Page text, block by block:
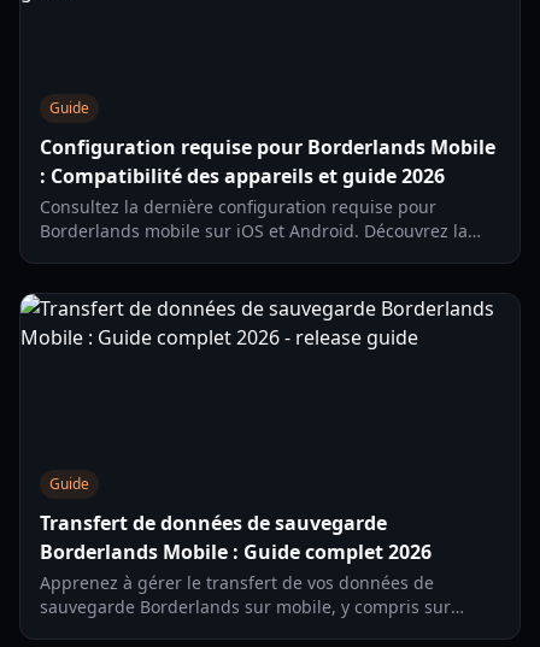
Guide
Configuration requise pour Borderlands Mobile
: Compatibilité des appareils et guide 2026
Consultez la dernière configuration requise pour
Borderlands mobile sur iOS et Android. Découvrez la
Guide
Transfert de données de sauvegarde
Borderlands Mobile : Guide complet 2026
Apprenez à gérer le transfert de vos données de
sauvegarde Borderlands sur mobile, y compris sur